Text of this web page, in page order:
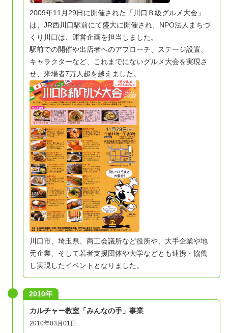
2009年11月29日に開催された「川口Ｂ級グルメ大会」
は、JR西川口駅前にて盛大に開催され、NPO法人まちづ
くり川口は、運営企画を担当しました。
駅前での開催や出店者へのアプローチ、ステージ設置、
キャラクターなど、これまでにないグルメ大会を実現さ
せ、来場者7万人超を越えました。
川口市、埼玉県、商工会議所など役所や、大手企業や地
元企業、そして若者支援団体や大学などとも連携・協働
し実現したイベントとなりました。
2010年
カルチャー教室「みんなの手」事業
2010年03月01日